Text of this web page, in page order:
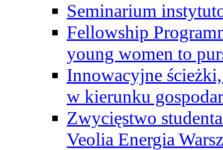
Seminarium
Fellowship
young women to
Innowacyjne
w kierunku
Zwycięstwo
Veolia Energia